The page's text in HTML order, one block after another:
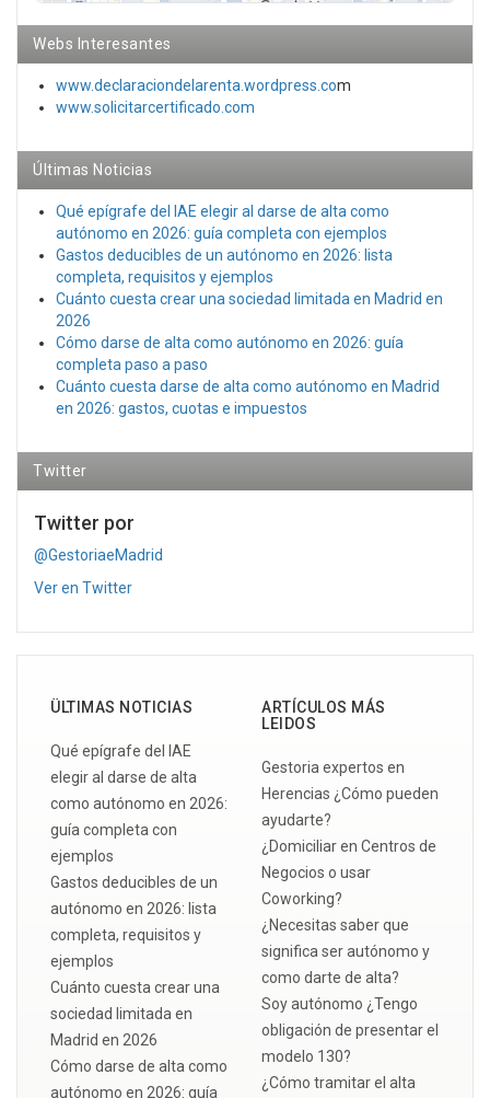
Webs Interesantes
www.declaraciondelarenta.wordpress.com
www.solicitarcertificado.com
Últimas Noticias
Qué epígrafe del IAE elegir al darse de alta como
autónomo en 2026: guía completa con ejemplos
Gastos deducibles de un autónomo en 2026: lista
completa, requisitos y ejemplos
Cuánto cuesta crear una sociedad limitada en Madrid en
2026
Cómo darse de alta como autónomo en 2026: guía
completa paso a paso
Cuánto cuesta darse de alta como autónomo en Madrid
en 2026: gastos, cuotas e impuestos
Twitter
Twitter por
@GestoriaeMadrid
Ver en Twitter
ÜLTIMAS NOTICIAS
Qué epígrafe del IAE
elegir al darse de alta
como autónomo en 2026:
guía completa con
ejemplos
Gastos deducibles de un
autónomo en 2026: lista
completa, requisitos y
ejemplos
Cuánto cuesta crear una
sociedad limitada en
Madrid en 2026
Cómo darse de alta como
autónomo en 2026: guía
ARTÍCULOS MÁS
LEIDOS
Gestoria expertos en
Herencias ¿Cómo pueden
ayudarte?
¿Domiciliar en Centros de
Negocios o usar
Coworking?
¿Necesitas saber que
significa ser autónomo y
como darte de alta?
Soy autónomo ¿Tengo
obligación de presentar el
modelo 130?
¿Cómo tramitar el alta